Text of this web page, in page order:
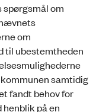
spørgsmål om
om
til ubestemtheden
samtidig
fandt behov for
på en